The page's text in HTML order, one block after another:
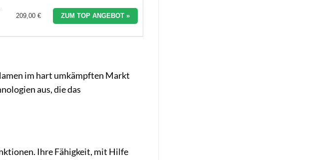
209,00 € ZUM TOP ANGEBOT »
im hart umkämpften Markt
aus, die das
Ihre Fähigkeit, mit Hilfe